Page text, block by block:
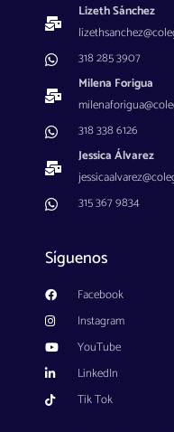
Lizeth Sánchez
318 285 3907
Milena Forigua
318 338 6126
Jessica Álvarez
315 367 9834
Síguenos
Facebook
Instagram
YouTube
LinkedIn
Tik Tok